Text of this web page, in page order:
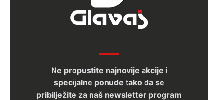
Ne propustite najnovije akcije i
specijalne ponude tako da se
pribilježite za naš newsletter program